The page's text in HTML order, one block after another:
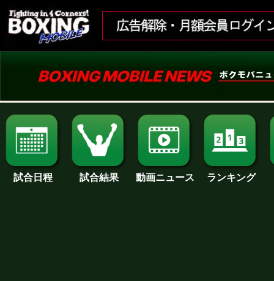
試合日程 試合結果 動画ニュース ランキング